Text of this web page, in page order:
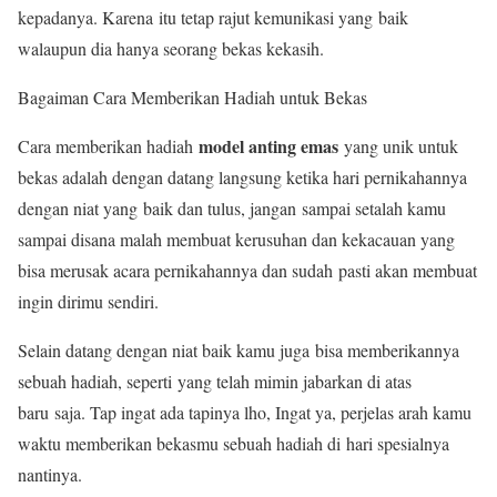
kepadanya. Karena itu tetap rajut kemunikasi yang baik
walaupun dia hanya seorang bekas kekasih.
Bagaiman Cara Memberikan Hadiah untuk Bekas
Cara memberikan hadiah model anting emas yang unik untuk
bekas adalah dengan datang langsung ketika hari pernikahannya
dengan niat yang baik dan tulus, jangan sampai setalah kamu
sampai disana malah membuat kerusuhan dan kekacauan yang
bisa merusak acara pernikahannya dan sudah pasti akan membuat
ingin dirimu sendiri.
Selain datang dengan niat baik kamu juga bisa memberikannya
sebuah hadiah, seperti yang telah mimin jabarkan di atas
baru saja. Tap ingat ada tapinya lho, Ingat ya, perjelas arah kamu
waktu memberikan bekasmu sebuah hadiah di hari spesialnya
nantinya.